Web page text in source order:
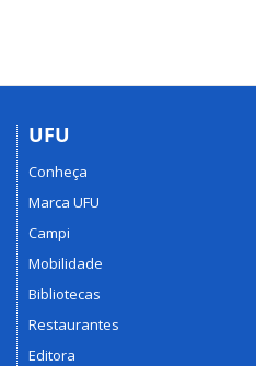
UFU
Conheça
Marca UFU
Campi
Mobilidade
Bibliotecas
Restaurantes
Editora